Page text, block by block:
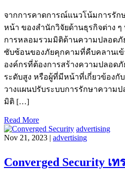
จากการคาดการณ์แนวโน้มการรัก
หน้า ของสำนักวิจัยด้านธุรกิจต่าง
การหลอมรวมมิติด้านความปลอดภั
ซับซ้อนของภัยคุกคามที่คืบคลานเข้
องค์กรที่ต้องการสร้างความปลอดภั
ระดับสูง หรือผู้ที่มีหน้าที่เกี่ยวข้องกั
วางแผนปรับระบบการรักษาความ
มิติ […]
Read More
advertising
Nov 21, 2023 | advertising
Converged Security เ